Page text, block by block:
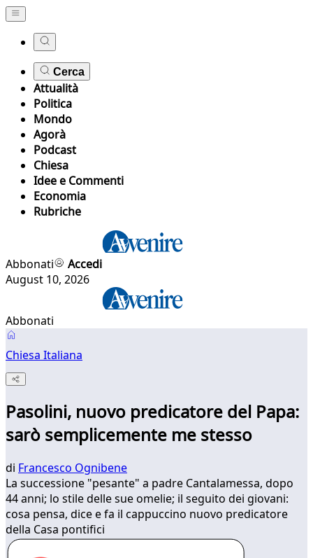
Cerca
Attualità
Politica
Mondo
Agorà
Podcast
Chiesa
Idee e Commenti
Economia
Rubriche
Abbonati
Accedi
August 10, 2026
Abbonati
Chiesa Italiana
Pasolini, nuovo predicatore del Papa:
sarò semplicemente me stesso
di Francesco Ognibene
La successione "pesante" a padre Cantalamessa, dopo
44 anni; lo stile delle sue omelie; il seguito dei giovani:
cosa pensa, dice e fa il cappuccino nuovo predicatore
della Casa pontifici